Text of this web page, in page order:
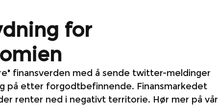
for
finansverden med å sende twitter-meldinger
på etter forgodtbefinnende. Finansmarkedet
renter ned i negativt territorie. Hør mer på vår